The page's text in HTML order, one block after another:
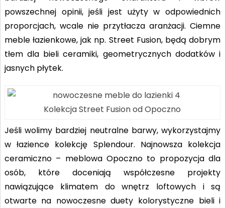
powszechnej opinii, jeśli jest użyty w odpowiednich
proporcjach, wcale nie przytłacza aranżacji. Ciemne
meble łazienkowe, jak np. Street Fusion, będą dobrym
tłem dla bieli ceramiki, geometrycznych dodatków i
jasnych płytek.
Kolekcja Street Fusion od Opoczno
Jeśli wolimy bardziej neutralne barwy, wykorzystajmy
w łazience kolekcję Splendour. Najnowsza kolekcja
ceramiczno – meblowa Opoczno to propozycja dla
osób, które doceniają współczesne projekty
nawiązujące klimatem do wnętrz loftowych i są
otwarte na nowoczesne duety kolorystyczne bieli i